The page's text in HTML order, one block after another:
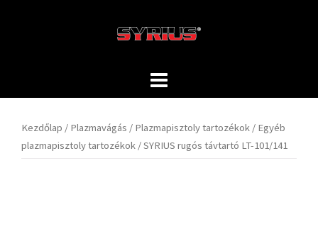
Kezdőlap / Plazmavágás / Plazmapisztoly tartozékok / Egyéb
plazmapisztoly tartozékok / SYRIUS rugós távtartó LT-101/141